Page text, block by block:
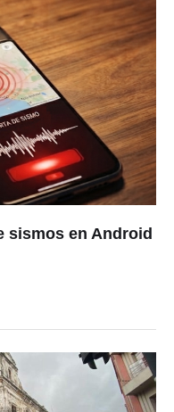
sismos en Android